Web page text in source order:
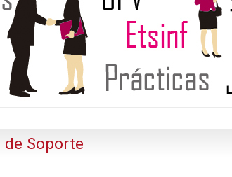
Soporte